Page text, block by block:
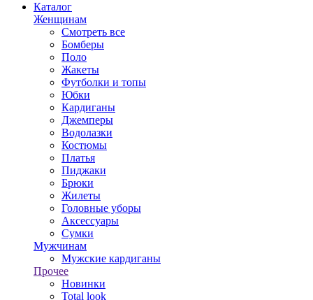
Каталог
Женщинам
Смотреть все
Бомберы
Поло
Жакеты
Футболки и топы
Юбки
Кардиганы
Джемперы
Водолазки
Костюмы
Платья
Пиджаки
Брюки
Жилеты
Головные уборы
Аксессуары
Сумки
Мужчинам
Мужские кардиганы
Прочее
Новинки
Total look